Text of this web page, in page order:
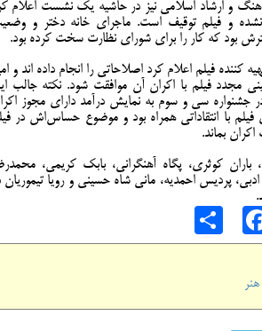
و ارشاد اسلامی نیز در حاشیه یک نشست اعلام
نشده و فیلم توقیف است. ماجرای خانه دختر و
بود که کار را برای شورای نظارت سخت کرده بود.
فیلم اعلام کرد اصلاحاتی را انجام داده اند و
مجدد فیلم با اکران آن موافقت شود. نکته جالب
جشنواره سی و سوم به نمایش درآمد دارای مجوز
با انتقاداتی همراه بود و موضوع حساس‌اش در
بماند.
باران کوثری، پگاه آهنگرانی، بابک کریمی،
پردیس احمدیه، مانی شاه حسینی و رویا تیموریان
Facebook